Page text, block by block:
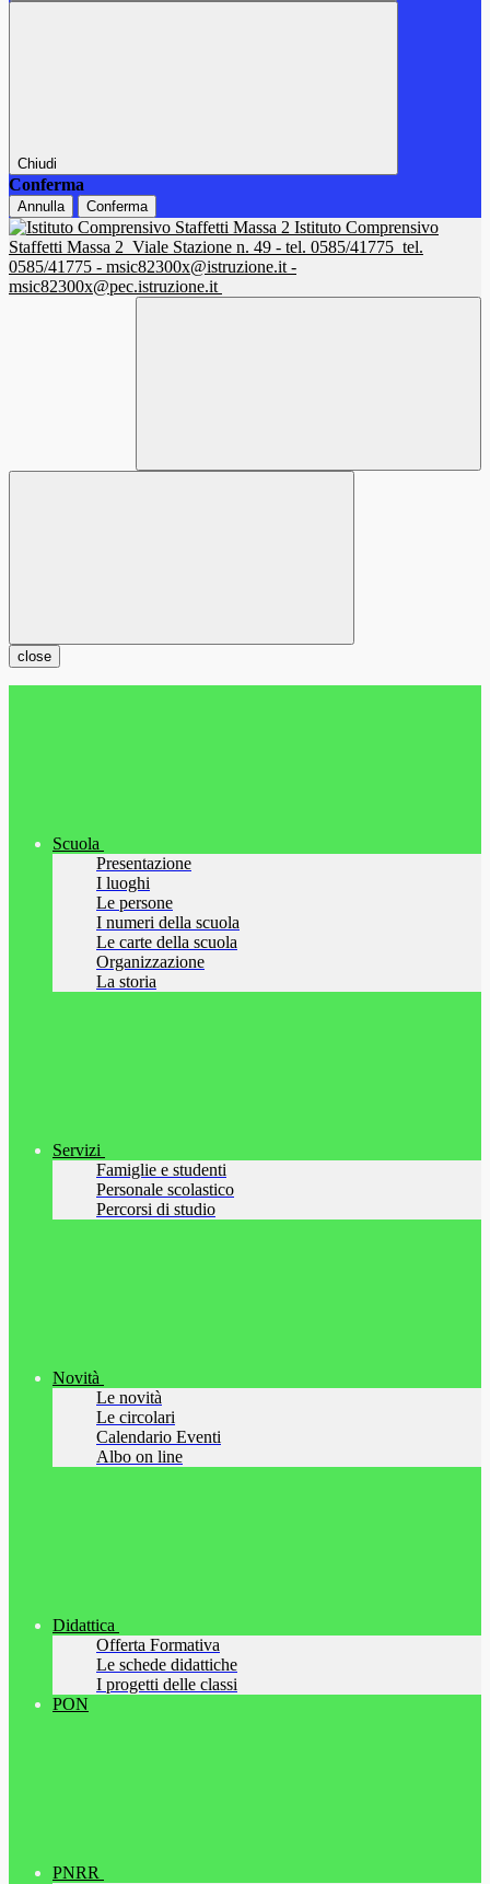
Chiudi
Conferma
Annulla Conferma
Istituto Comprensivo
Staffetti Massa 2 Viale Stazione n. 49 - tel. 0585/41775 tel.
0585/41775 - msic82300x@istruzione.it -
msic82300x@pec.istruzione.it
close
Scuola
Presentazione
I luoghi
Le persone
I numeri della scuola
Le carte della scuola
Organizzazione
La storia
Servizi
Famiglie e studenti
Personale scolastico
Percorsi di studio
Novità
Le novità
Le circolari
Calendario Eventi
Albo on line
Didattica
Offerta Formativa
Le schede didattiche
I progetti delle classi
PON
PNRR